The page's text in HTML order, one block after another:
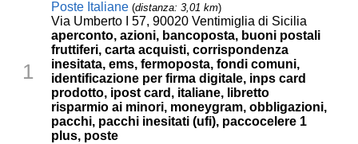
1
Poste Italiane (distanza: 3,01 km)
Via Umberto I 57, 90020 Ventimiglia di Sicilia
aperconto, azioni, bancoposta, buoni postali
fruttiferi, carta acquisti, corrispondenza
inesitata, ems, fermoposta, fondi comuni,
identificazione per firma digitale, inps card
prodotto, ipost card, italiane, libretto
risparmio ai minori, moneygram, obbligazioni,
pacchi, pacchi inesitati (ufi), paccocelere 1
plus, poste